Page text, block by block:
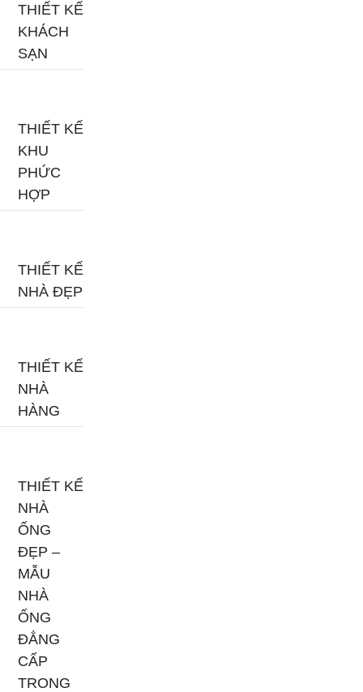
THIẾT KẾ
KHÁCH
SẠN
THIẾT KẾ
KHU
PHỨC
HỢP
THIẾT KẾ
NHÀ ĐẸP
THIẾT KẾ
NHÀ
HÀNG
THIẾT KẾ
NHÀ
ỐNG
ĐẸP –
MẪU
NHÀ
ỐNG
ĐẲNG
CẤP
TRONG